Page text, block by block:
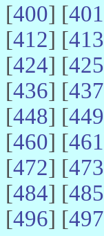
[400] [401
[412] [413
[424] [425
[436] [437
[448] [449
[460] [461
[472] [473
[484] [485
[496] [497